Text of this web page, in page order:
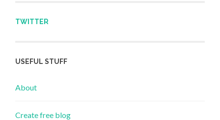
TWITTER
USEFUL STUFF
About
Create free blog